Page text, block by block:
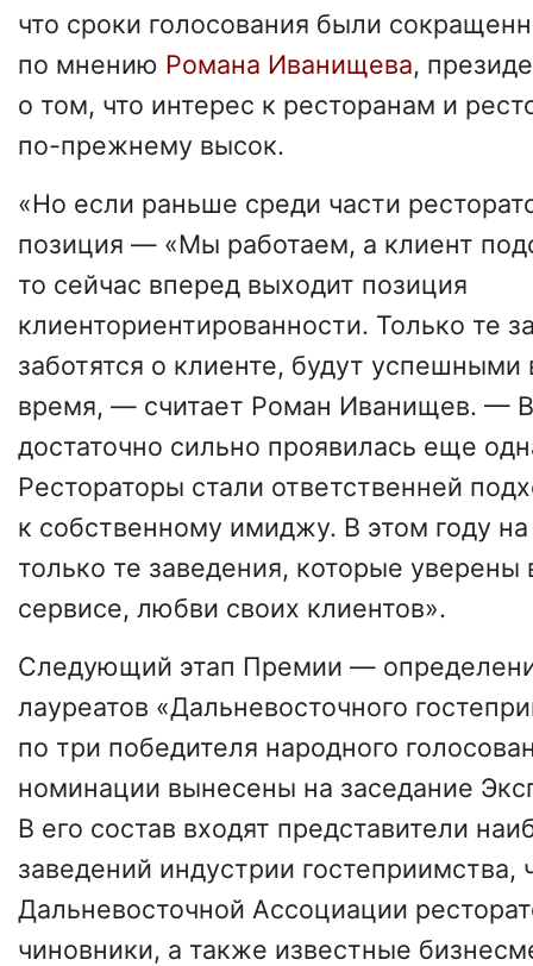
что сроки голосования были
по мнению Романа Иванищева,
о том, что интерес к ресторанам и
по-прежнему высок.
«Но если раньше среди части
позиция — «Мы работаем, а клиент
то сейчас вперед выходит позиция
клиенториентированности. Только те
заботятся о клиенте, будут
время, — считает Роман Иванищев. — В
достаточно сильно проявилась еще
Рестораторы стали ответственней
к собственному имиджу. В этом году на
только те заведения, которые уверены
сервисе, любви своих клиентов».
Следующий этап Премии —
лауреатов «Дальневосточного
по три победителя народного
номинации вынесены на заседание
В его состав входят представители
заведений индустрии гостеприимства,
Дальневосточной Ассоциации
чиновники, а также известные